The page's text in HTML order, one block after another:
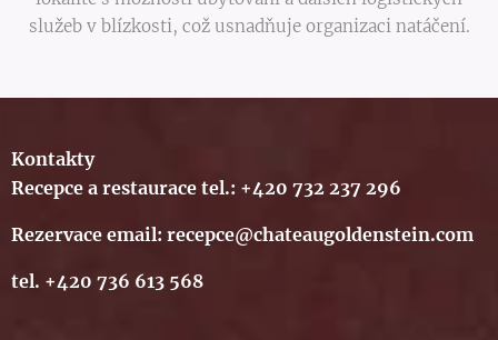
služeb v blízkosti, což usnadňuje organizaci natáčení.
Kontakty
Recepce a restaurace tel.: +420 732 237 296
Rezervace email: recepce@chateaugoldenstein.com
tel. +420 736 613 568